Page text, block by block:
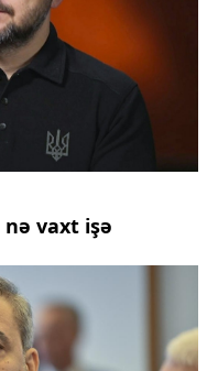
vaxt işə